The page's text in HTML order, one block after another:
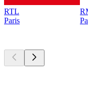
RTL
Paris